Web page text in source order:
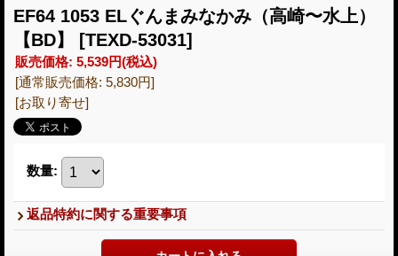
EF64 1053 ELぐんまみなかみ（高崎〜水上）
【BD】
[TEXD-53031]
販売価格: 5,539円(税込)
[通常販売価格: 5,830円]
[お取り寄せ]
数量:
返品特約に関する重要事項